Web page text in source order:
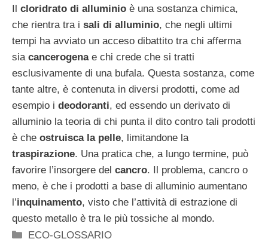
Il cloridrato di alluminio è una sostanza chimica,
che rientra tra i sali di alluminio, che negli ultimi
tempi ha avviato un acceso dibattito tra chi afferma
sia cancerogena e chi crede che si tratti
esclusivamente di una bufala. Questa sostanza, come
tante altre, è contenuta in diversi prodotti, come ad
esempio i deodoranti, ed essendo un derivato di
alluminio la teoria di chi punta il dito contro tali prodotti
è che ostruisca la pelle, limitandone la
traspirazione. Una pratica che, a lungo termine, può
favorire l’insorgere del cancro. Il problema, cancro o
meno, è che i prodotti a base di alluminio aumentano
l’inquinamento, visto che l’attività di estrazione di
questo metallo è tra le più tossiche al mondo.
Categorie
ECO-GLOSSARIO